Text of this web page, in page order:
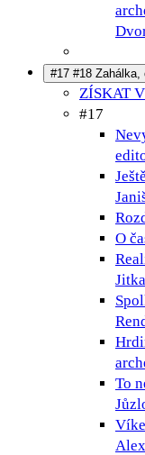
#17 #18
ZÍSKAT
#17
O
To